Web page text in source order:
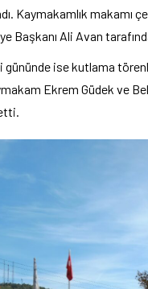
Kaymakamlık makamı
Başkanı Ali Avan
gününde ise kutlama
Ekrem Güdek ve